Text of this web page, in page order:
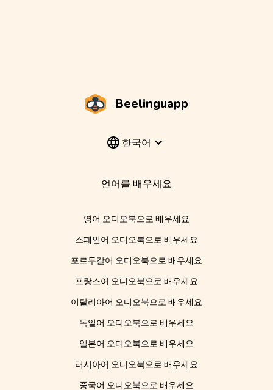
Beelinguapp
한국어
언어를 배우세요
영어 오디오북으로 배우세요
스페인어 오디오북으로 배우세요
포르투갈어 오디오북으로 배우세요
프랑스어 오디오북으로 배우세요
이탈리아어 오디오북으로 배우세요
독일어 오디오북으로 배우세요
일본어 오디오북으로 배우세요
러시아어 오디오북으로 배우세요
중국어 오디오북으로 배우세요